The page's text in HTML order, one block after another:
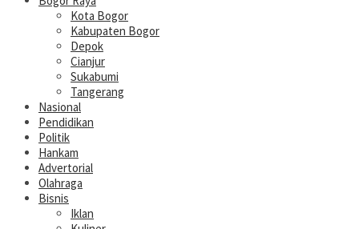
Kota Bogor
Kabupaten Bogor
Depok
Cianjur
Sukabumi
Tangerang
Nasional
Pendidikan
Politik
Hankam
Advertorial
Olahraga
Bisnis
Iklan